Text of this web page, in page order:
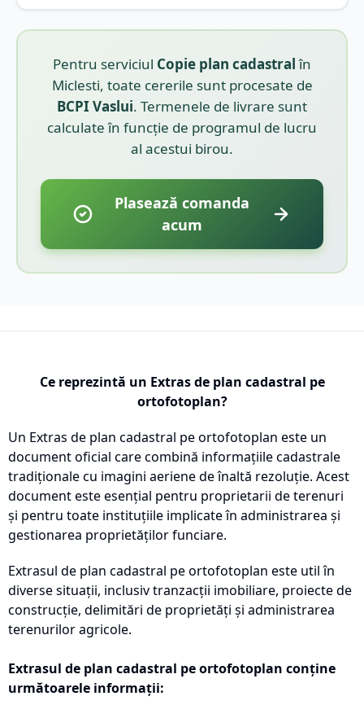
Pentru serviciul Copie plan cadastralîn
Miclesti, toate cererile sunt procesate de
BCPI Vaslui. Termenele de livrare sunt
calculate în funcție de programul de lucru
al acestui birou.
Plasează comanda
acum
Ce reprezintă un Extras de plan cadastral pe
ortofotoplan?
Un Extras de plan cadastral pe ortofotoplan este un
document oficial care combină informațiile cadastrale
tradiționale cu imagini aeriene de înaltă rezoluție. Acest
document este esențial pentru proprietarii de terenuri
și pentru toate instituțiile implicate în administrarea și
gestionarea proprietăților funciare.
Extrasul de plan cadastral pe ortofotoplan este util în
diverse situații, inclusiv tranzacții imobiliare, proiecte de
construcție, delimitări de proprietăți și administrarea
terenurilor agricole.
Extrasul de plan cadastral pe ortofotoplan conține
următoarele informații: